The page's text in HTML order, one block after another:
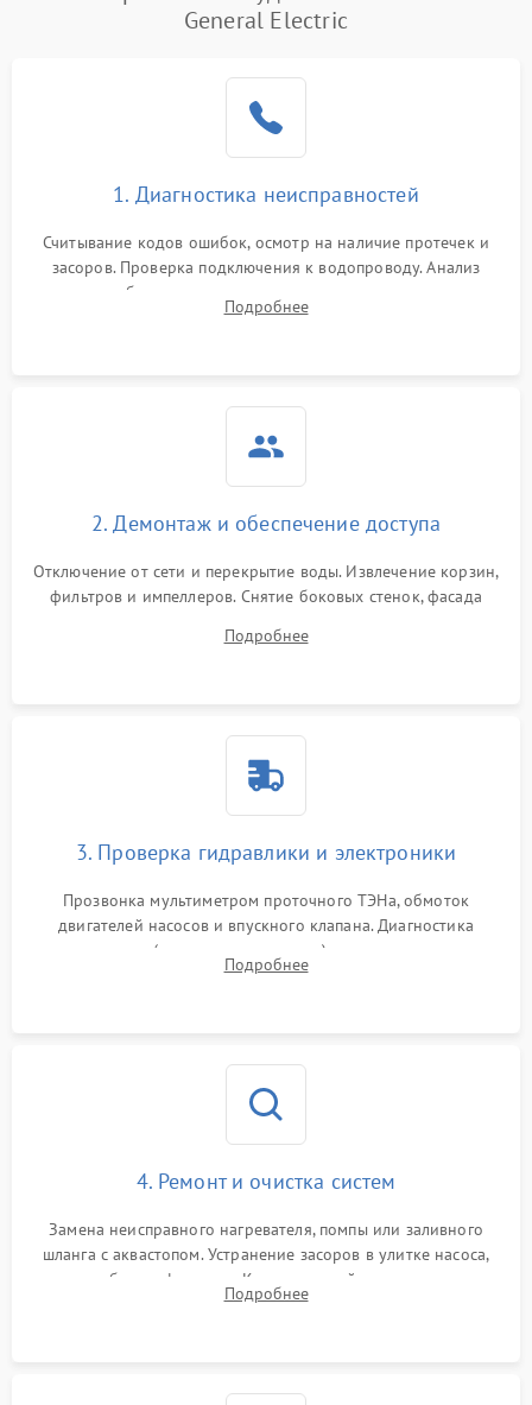
General Electric
1. Диагностика неисправностей
Считывание кодов ошибок, осмотр на наличие протечек и
засоров. Проверка подключения к водопроводу. Анализ
жалоб на отсутствие слива, нагрева, вращения
разбрызгивателей или срабатывание системы защиты
Подробнее
2. Демонтаж и обеспечение доступа
Отключение от сети и перекрытие воды. Извлечение корзин,
фильтров и импеллеров. Снятие боковых стенок, фасада
циркуляционному насосу, ТЭНу и сливной помпе.
Подробнее
3. Проверка гидравлики и электроники
Прозвонка мультиметром проточного ТЭНа, обмоток
двигателей насосов и впускного клапана. Диагностика
прессостата (датчика уровня воды), датчика мутности,
концевика дверцы и электронного модуля управления.
Подробнее
4. Ремонт и очистка систем
Замена неисправного нагревателя, помпы или заливного
шланга с аквастопом. Устранение засоров в улитке насоса,
патрубках и фильтрах. Компонентный ремонт платы
управления, восстановление поврежденной проводки.
Подробнее